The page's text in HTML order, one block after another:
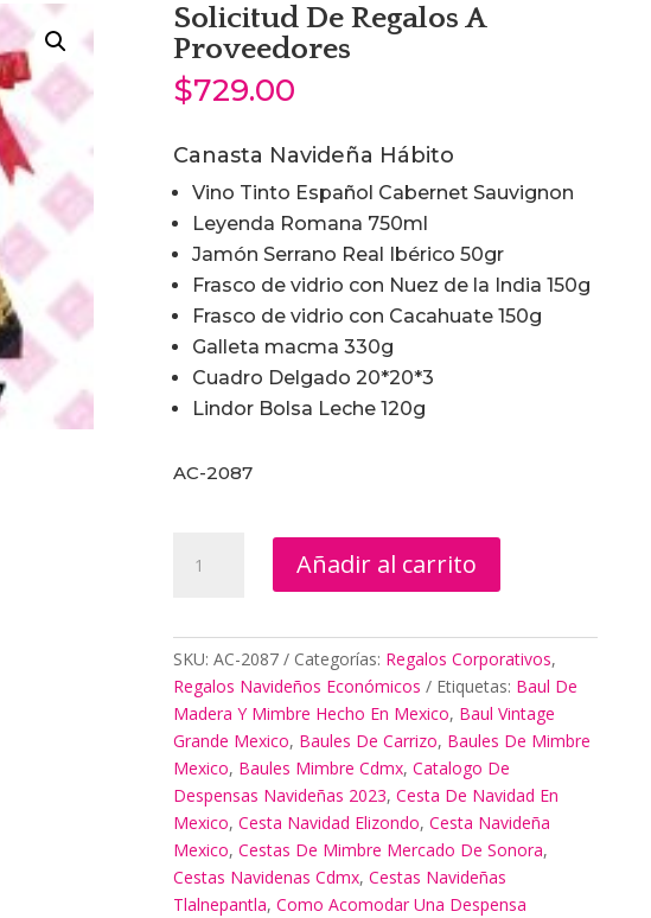
Solicitud De Regalos A
Proveedores
$729.00
Canasta Navideña Hábito
Vino Tinto Español Cabernet Sauvignon
Leyenda Romana 750ml
Jamón Serrano Real Ibérico 50gr
Frasco de vidrio con Nuez de la India 150g
Frasco de vidrio con Cacahuate 150g
Galleta macma 330g
Cuadro Delgado 20*20*3
Lindor Bolsa Leche 120g
AC-2087
Proveedores
cantidad
Añadir al carrito
SKU: AC-2087 Categorías: Regalos Corporativos,
Regalos Navideños Económicos
Etiquetas: Baul De
Madera Y Mimbre Hecho En Mexico, Baul Vintage
Grande Mexico, Baules De Carrizo, Baules De Mimbre
Mexico, Baules Mimbre Cdmx, Catalogo De
Despensas Navideñas 2023, Cesta De Navidad En
Mexico, Cesta Navidad Elizondo, Cesta Navideña
Mexico, Cestas De Mimbre Mercado De Sonora,
Cestas Navidenas Cdmx, Cestas Navideñas
Tlalnepantla, Como Acomodar Una Despensa